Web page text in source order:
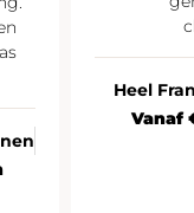
Heel
Vanaf